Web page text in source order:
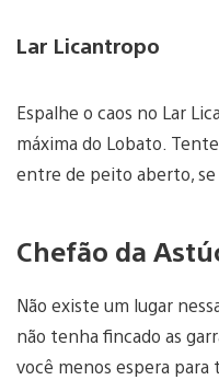
Lar Licantropo
Espalhe o caos no Lar
máxima do Lobato.
entre de peito aberto, se
Chefão da
Não existe um lugar
não tenha fincado as
você menos espera para